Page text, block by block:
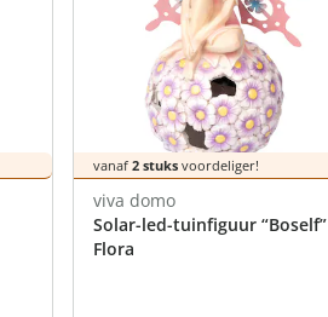
vanaf 2 stuks voordeliger!
viva domo
Solar-led-tuinfiguur “Boself”
Flora